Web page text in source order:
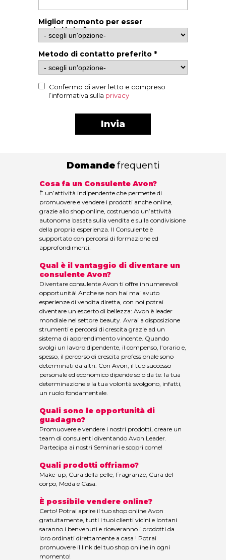
Miglior momento per esser
contattato *
Metodo di contatto preferito *
Confermo di aver letto e compreso
l’informativa sulla privacy
Invia
Domandefrequenti
Cosa fa un Consulente Avon?
È un’attività indipendente che permette di
promuovere e vendere i prodotti anche online,
grazie allo shop online, costruendo un’attività
autonoma basata sulla vendita e sulla condivisione
della propria esperienza. Il Consulente è
supportato con percorsi di formazione ed
approfondimenti.
Qual è il vantaggio di diventare un
consulente Avon?
Diventare consulente Avon ti offre innumerevoli
opportunità! Anche se non hai mai avuto
esperienze di vendita diretta, con noi potrai
diventare un esperto di bellezza: Avon è leader
mondiale nel settore beauty. Avrai a disposizione
strumenti e percorsi di crescita grazie ad un
sistema di apprendimento vincente. Quando
svolgi un lavoro dipendente, il compenso, l’orario e,
spesso, il percorso di crescita professionale sono
determinati da altri. Con Avon, il tuo successo
personale ed economico dipende solo da te: la tua
determinazione e la tua volontà svolgono, infatti,
un ruolo fondamentale.
Quali sono le opportunità di
guadagno?
Promuovere e vendere i nostri prodotti, creare un
team di consulenti diventando Avon Leader.
Partecipa ai nostri Seminari e scopri come!
Quali prodotti offriamo?
Make-up, Cura della pelle, Fragranze, Cura del
corpo, Moda e Casa.
È possibile vendere online?
Certo! Potrai aprire il tuo shop online Avon
gratuitamente, tutti i tuoi clienti vicini e lontani
saranno i benvenuti e riceveranno i prodotti da
loro ordinati direttamente a casa ! Potrai
promuovere il link del tuo shop online in ogni
momento!